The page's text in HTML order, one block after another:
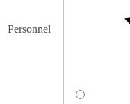
Personnel